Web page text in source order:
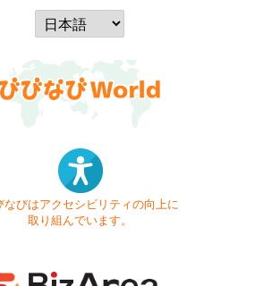
なびはアクセシビリティの向上に
取り組んでいます。